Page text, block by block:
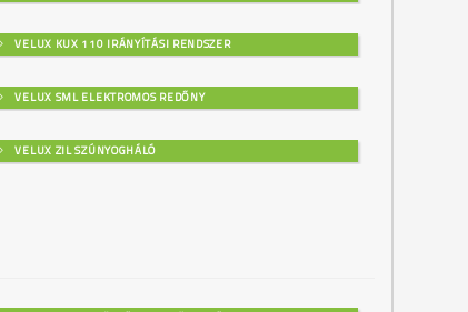
VELUX KUX 110 IRÁNYÍTÁSI RENDSZER
VELUX SML ELEKTROMOS REDŐNY
VELUX ZIL SZÚNYOGHÁLÓ